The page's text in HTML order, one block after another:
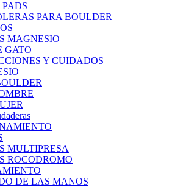
PARA BOULDER
MAGNESIO
GATO
Y CUIDADOS
MULTIPRESA
ROCODROMO
DE LAS MANOS